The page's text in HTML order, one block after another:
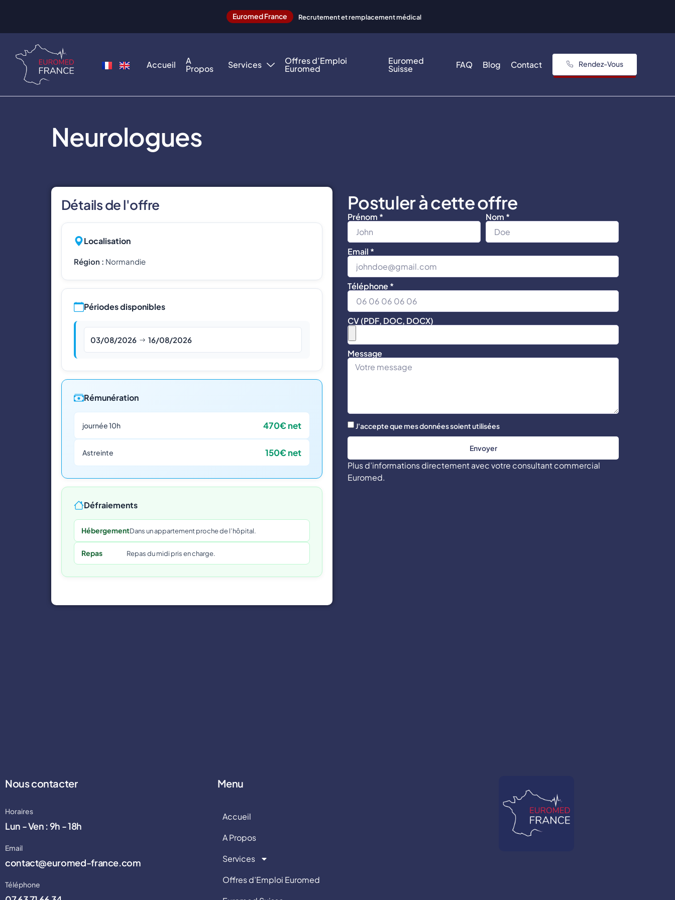
Euromed France Recrutement et remplacement médical
Accueil A
Propos Services Offres d’Emploi
Euromed
Euromed
Suisse FAQ Blog Contact Rendez-Vous
Neurologues
Détails de l'offre
Localisation
Région : Normandie
Périodes disponibles
03/08/2026 16/08/2026
Rémunération
journée 10h 470€ net
Astreinte 150€ net
Défraiements
HébergementDans un appartement proche de l’hôpital.
Repas Repas du midi pris en charge.
Postuler à cette offre
Prénom * Nom *
Email *
Téléphone *
CV (PDF, DOC, DOCX)
Message
J'accepte que mes données soient utilisées
Envoyer
Plus d’informations directement avec votre consultant commercial
Euromed.
Nous contacter
Horaires
Lun - Ven : 9h - 18h
Email
contact@euromed-france.com
Téléphone
Menu
Accueil
A Propos
Services
Offres d’Emploi Euromed